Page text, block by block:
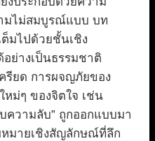
มไม่สมบูรณ์แบบ บท
มไปด้วยชั้นเชิง
ย่างเป็นธรรมชาติ
รียด การผจญภัยของ
หม่ๆ ของจิตใจ เช่น
บความลับ” ถูกออกแบบมา
หมายเชิงสัญลักษณ์ที่ลึก